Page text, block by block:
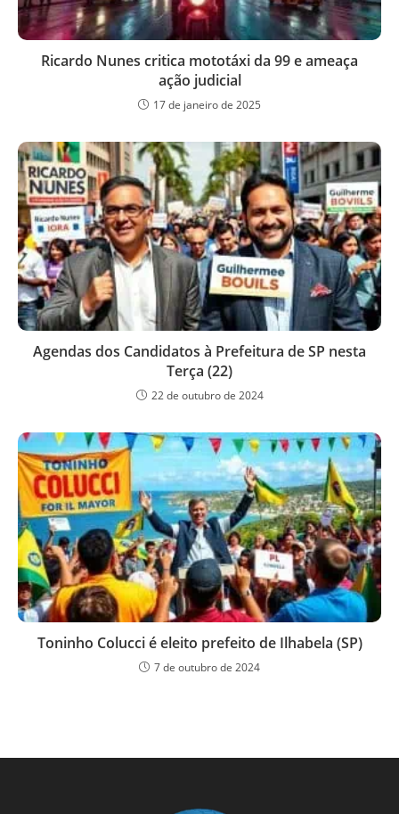
Ricardo Nunes critica mototáxi da 99 e ameaça
ação judicial
17 de janeiro de 2025
Agendas dos Candidatos à Prefeitura de SP nesta
Terça (22)
22 de outubro de 2024
Toninho Colucci é eleito prefeito de Ilhabela (SP)
7 de outubro de 2024